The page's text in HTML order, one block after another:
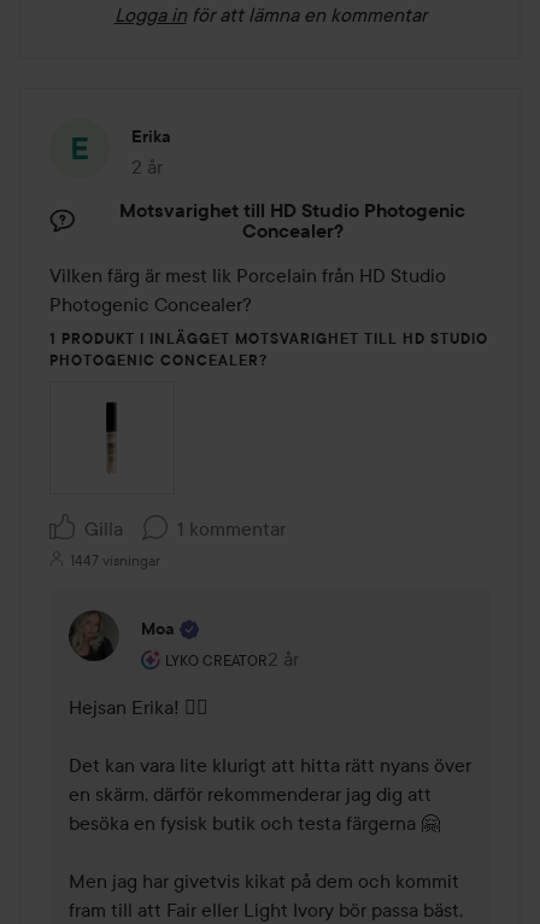
Logga in för att lämna en kommentar
Erika
2 år
Inlägget skapades 2 år
Motsvarighet till HD Studio Photogenic
Concealer?
Vilken färg är mest lik Porcelain från HD Studio
Photogenic Concealer?
1 PRODUKT I INLÄGGET MOTSVARIGHET TILL HD STUDIO
PHOTOGENIC CONCEALER?
Gilla 1 kommentar
1447 visningar
Moa
LYKO CREATOR
Användarens roll: Lyko Creator.
2 år
Kommentaren lades 2 år
Hejsan Erika! 🙋‍♀️
Det kan vara lite klurigt att hitta rätt nyans över
en skärm, därför rekommenderar jag dig att
besöka en fysisk butik och testa färgerna 🤗
Men jag har givetvis kikat på dem och kommit
fram till att Fair eller Light Ivory bör passa bäst,